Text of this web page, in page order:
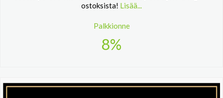
ostoksista! Lisää...
Palkkionne
8%